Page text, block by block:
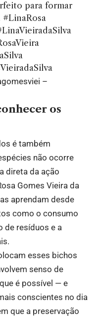
para formar
#LinaRosa
–
os
é também
não ocorre
direta da ação
Gomes Vieira da
aprendam desde
como o consumo
de resíduos e a
esses bichos
senso de
é possível — e
conscientes no dia
que a preservação